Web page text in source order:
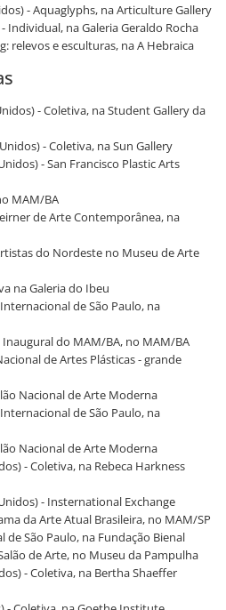
- Aquaglyphs, na Articulture Gallery
Individual, na Galeria Geraldo Rocha
relevos e esculturas, na A Hebraica
- Coletiva, na Student Gallery da
- Coletiva, na Sun Gallery
- San Francisco Plastic Arts
MAM/BA
de Arte Contemporânea, na
do Nordeste no Museu de Arte
na Galeria do Ibeu
Internacional de São Paulo, na
Inaugural do MAM/BA, no MAM/BA
de Artes Plásticas - grande
Nacional de Arte Moderna
Internacional de São Paulo, na
Nacional de Arte Moderna
- Coletiva, na Rebeca Harkness
- Insternational Exchange
da Arte Atual Brasileira, no MAM/SP
de São Paulo, na Fundação Bienal
de Arte, no Museu da Pampulha
- Coletiva, na Bertha Shaeffer